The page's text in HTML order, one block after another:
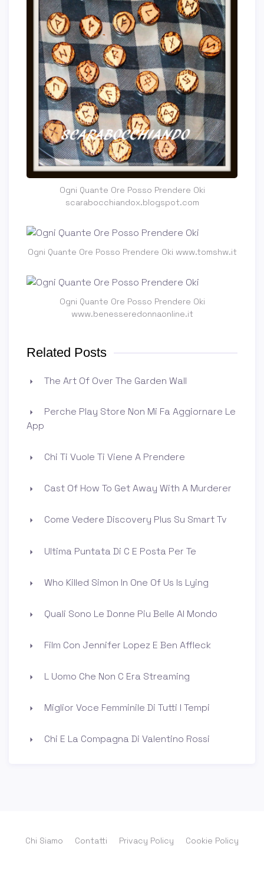
Ogni Quante Ore Posso Prendere Oki
scarabocchiandox.blogspot.com
Ogni Quante Ore Posso Prendere Oki www.tomshw.it
Ogni Quante Ore Posso Prendere Oki
www.benesseredonnaonline.it
Related Posts
The Art Of Over The Garden Wall
Perche Play Store Non Mi Fa Aggiornare Le
App
Chi Ti Vuole Ti Viene A Prendere
Cast Of How To Get Away With A Murderer
Come Vedere Discovery Plus Su Smart Tv
Ultima Puntata Di C E Posta Per Te
Who Killed Simon In One Of Us Is Lying
Quali Sono Le Donne Piu Belle Al Mondo
Film Con Jennifer Lopez E Ben Affleck
L Uomo Che Non C Era Streaming
Miglior Voce Femminile Di Tutti I Tempi
Chi E La Compagna Di Valentino Rossi
Chi Siamo Contatti Privacy Policy Cookie Policy